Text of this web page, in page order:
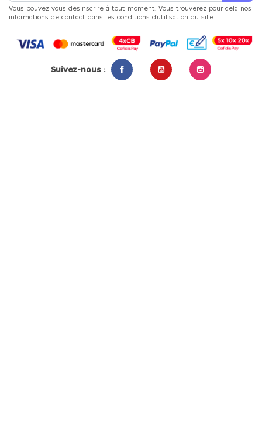
Vous pouvez vous désinscrire à tout moment. Vous trouverez pour cela nos
informations de contact dans les conditions d'utilisation du site.
Suivez-nous :
FacebookYouTubeInstagram